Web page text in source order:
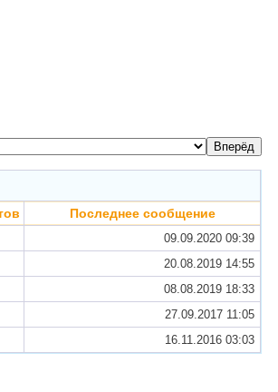
Последнее сообщение
09.09.2020 09:39
20.08.2019 14:55
08.08.2019 18:33
27.09.2017 11:05
16.11.2016 03:03